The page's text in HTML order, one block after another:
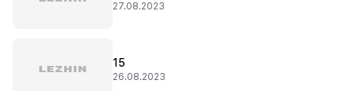
27.08.2023
15
26.08.2023